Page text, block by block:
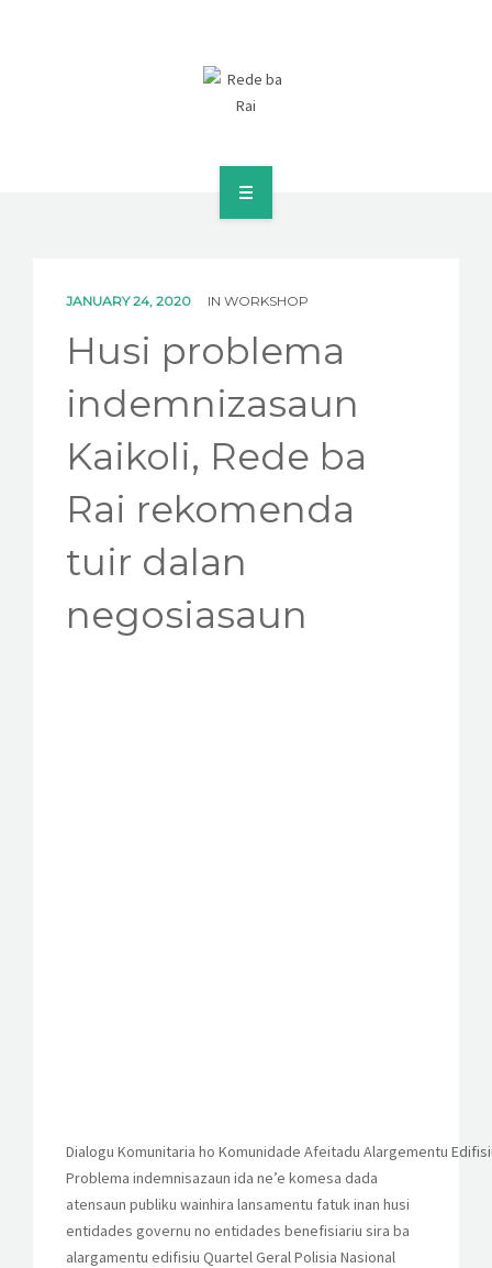
FETO SIRA NIA DIREITU BA RAI
JANUARY 24, 2020 IN WORKSHOP
Husi problema
indemnizasaun
Kaikoli, Rede ba
Rai rekomenda
tuir dalan
negosiasaun
Dialogu Komunitaria ho Komunidade Afeitadu Alargementu
Problema indemnisazaun ida ne’e komesa dada
atensaun publiku wainhira lansamentu fatuk inan husi
entidades governu no entidades benefisiariu sira ba
alargamentu edifisiu Quartel Geral Polisia Nasional